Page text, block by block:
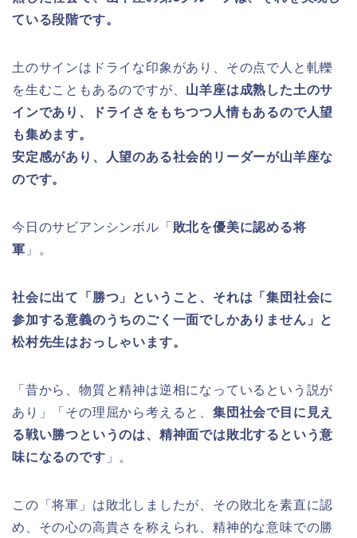
ている段階です。
土のサインはドライな印象があり、その点で人と軋轢
を生むこともあるのですが、 山羊座は成熟した土のサ
インであり、ドライさをもちつつ人情もあるので人望
も集めます。
安定感があり、人望のある社会的リーダーが山羊座な
のです。
今日のサビアンシンボル「 敗北を優美に認める将
軍 」。
社会に出て「勝つ」ということ、それは「集団社会に
参加する意義のうちのごく一面でしかありません」と
松村先生はおっしゃいます。
「昔から、物質と精神は逆相になっているという説が
あり」「その理屈から考えると、 集団社会で目に見え
る戦い勝つというのは、精神面では敗北するという意
味になるのです 」。
この「将軍」は敗北しましたが、その敗北を素直に認
め、その心の高貴さを称えられ、精神的な意味での勝